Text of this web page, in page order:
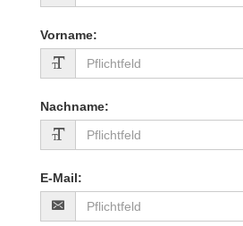
Vorname:
Nachname:
E-Mail: